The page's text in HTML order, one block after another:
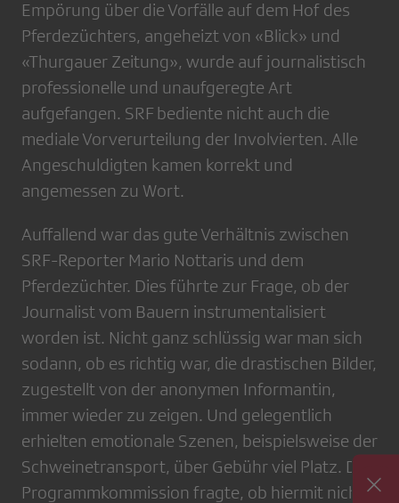
Empörung über die Vorfälle auf dem Hof des
Pferdezüchters, angeheizt von «Blick» und
«Thurgauer Zeitung», wurde auf journalistisch
professionelle und unaufgeregte Art
aufgefangen. SRF bediente nicht auch die
mediale Vorverurteilung der Involvierten. Alle
Angeschuldigten kamen korrekt und
angemessen zu Wort.
Auffallend war das gute Verhältnis zwischen
SRF-Reporter Mario Nottaris und dem
Pferdezüchter. Dies führte zur Frage, ob der
Journalist vom Bauern instrumentalisiert
worden ist. Nicht ganz schlüssig war man sich
sodann, ob es richtig war, die drastischen Bilder,
zugestellt von der anonymen Informantin,
immer wieder zu zeigen. Und gelegentlich
erhielten emotionale Szenen, beispielsweise der
Schweinetransport, über Gebühr viel Platz. Die
Programmkommission fragte, ob hiermit nicht